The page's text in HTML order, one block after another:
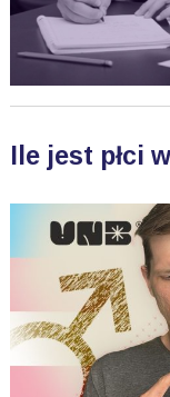
Ile jest płci